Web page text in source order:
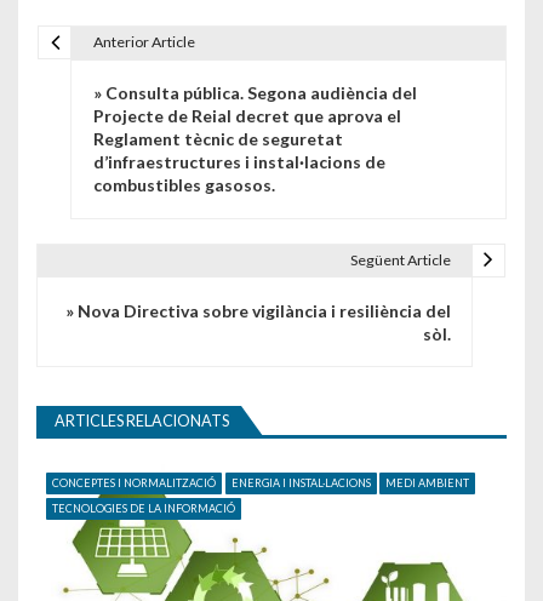
Navegació d'entrades
Anterior Article
» Consulta pública. Segona audiència del
Projecte de Reial decret que aprova el
Reglament tècnic de seguretat
d’infraestructures i instal·lacions de
combustibles gasosos.
Següent Article
» Nova Directiva sobre vigilància i resiliència del
sòl.
ARTICLES RELACIONATS
CONCEPTES I NORMALITZACIÓ ENERGIA I INSTAL·LACIONS
MEDI AMBIENT
TECNOLOGIES DE LA INFORMACIÓ